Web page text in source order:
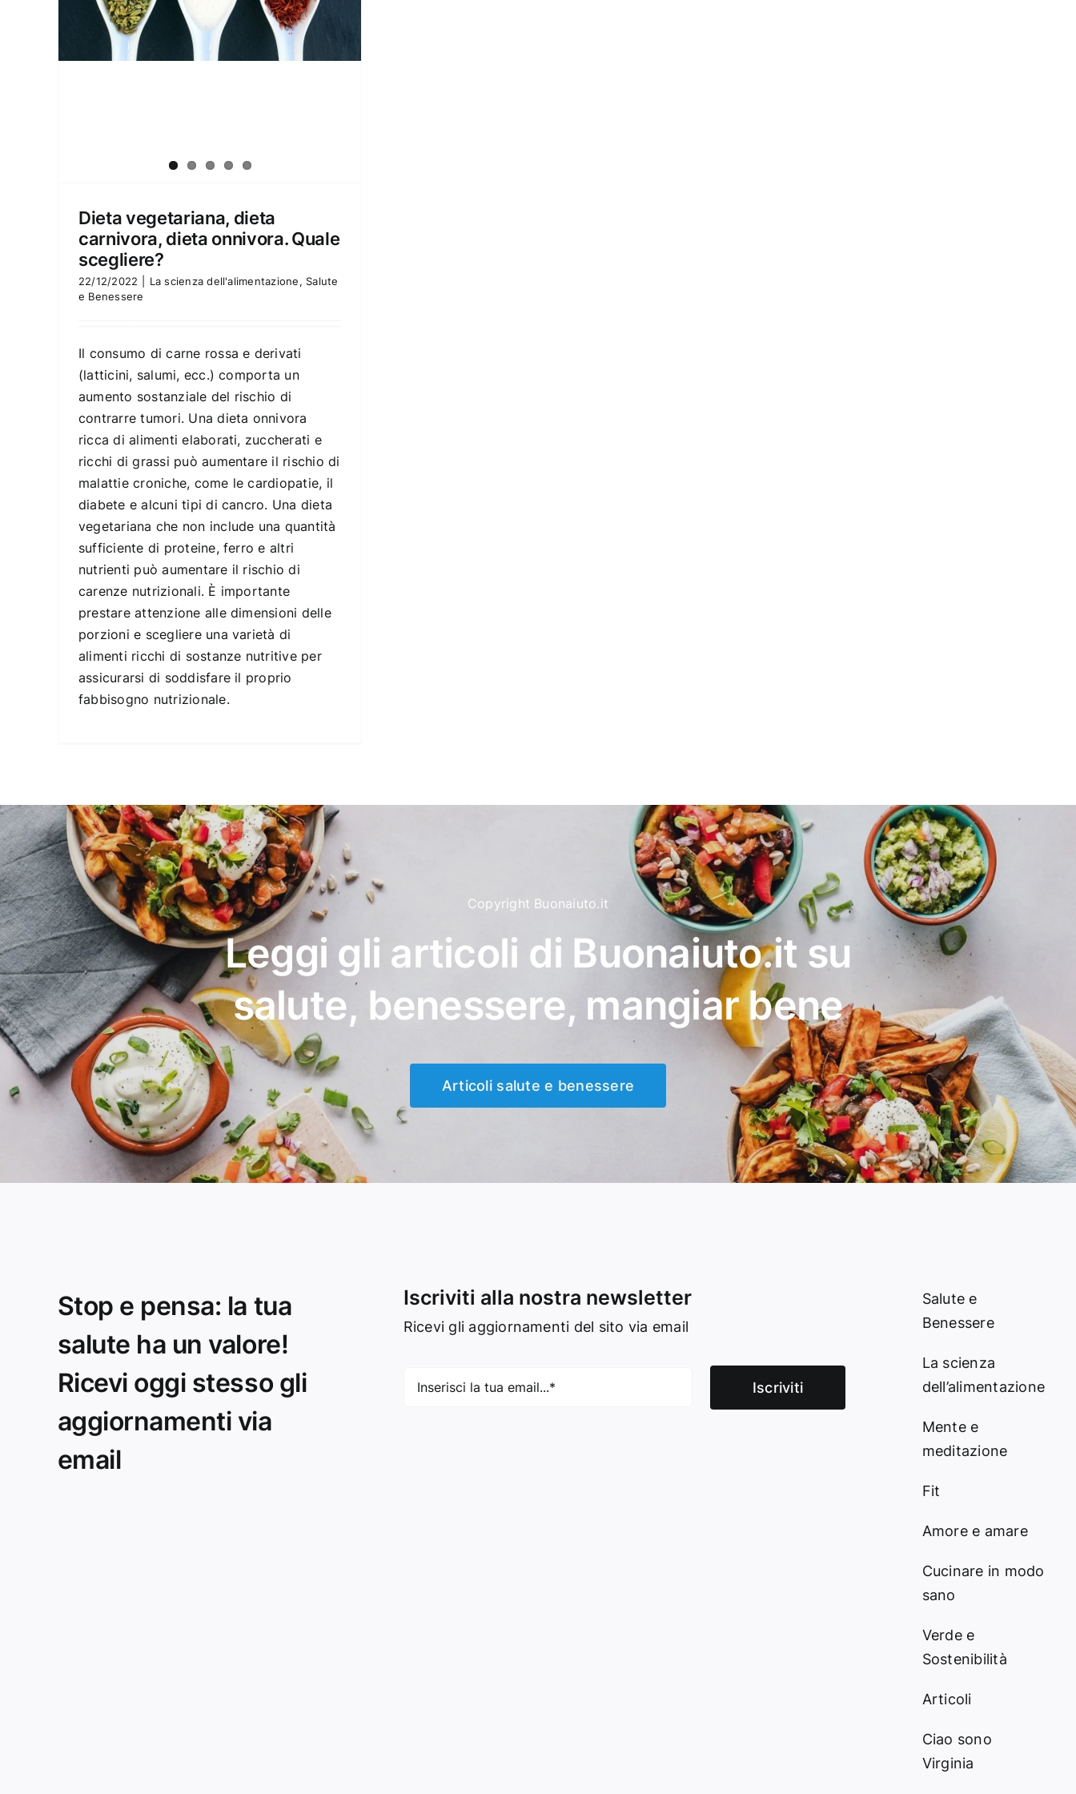
Dieta vegetariana, dieta
carnivora, dieta onnivora. Quale
scegliere?
22/12/2022 La scienza dell'alimentazione, Salute
e Benessere
Il consumo di carne rossa e derivati
(latticini, salumi, ecc.) comporta un
aumento sostanziale del rischio di
contrarre tumori. Una dieta onnivora
ricca di alimenti elaborati, zuccherati e
ricchi di grassi può aumentare il rischio di
malattie croniche, come le cardiopatie, il
diabete e alcuni tipi di cancro. Una dieta
vegetariana che non include una quantità
sufficiente di proteine, ferro e altri
nutrienti può aumentare il rischio di
carenze nutrizionali. È importante
prestare attenzione alle dimensioni delle
porzioni e scegliere una varietà di
alimenti ricchi di sostanze nutritive per
assicurarsi di soddisfare il proprio
fabbisogno nutrizionale.
Copyright Buonaiuto.it
Leggi gli articoli di Buonaiuto.it su
salute, benessere, mangiar bene
Articoli salute e benessere
Stop e pensa: la tua
salute ha un valore!
Ricevi oggi stesso gli
aggiornamenti via
email
Iscriviti alla nostra newsletter
Ricevi gli aggiornamenti del sito via email
Iscriviti
Salute e
Benessere
La scienza
dell’alimentazione
Mente e
meditazione
Fit
Amore e amare
Cucinare in modo
sano
Verde e
Sostenibilità
Articoli
Ciao sono
Virginia